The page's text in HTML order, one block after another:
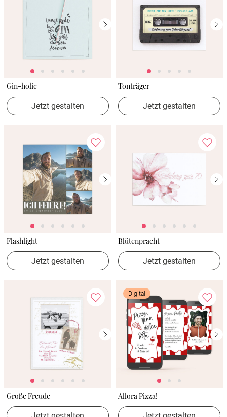
Gin-holic
Jetzt gestalten
Tonträger
Jetzt gestalten
Flashlight
Jetzt gestalten
Blütenpracht
Jetzt gestalten
Große Freude
Digital
Allora Pizza!